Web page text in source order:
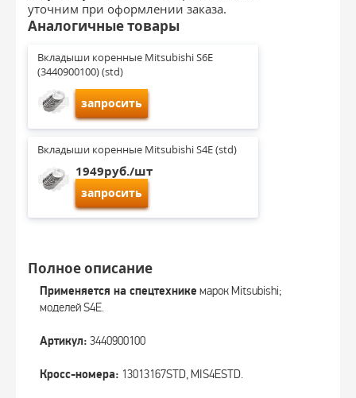
уточним при оформлении заказа.
Аналогичные товары
Вкладыши коренные Mitsubishi S6E
(3440900100) (std)
запросить
Вкладыши коренные Mitsubishi S4E (std)
1949руб./шт
запросить
Полное описание
Применяется на спецтехнике марок Mitsubishi;
моделей S4E.
Артикул: 3440900100
Кросс-номера: 13013167STD, MIS4ESTD.